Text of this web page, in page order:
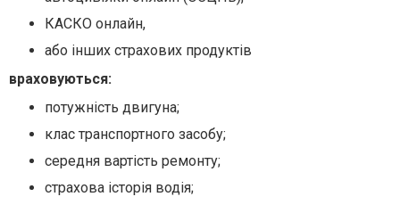
КАСКО онлайн,
або інших страхових продуктів
враховуються:
потужність двигуна;
клас транспортного засобу;
середня вартість ремонту;
страхова історія водія;